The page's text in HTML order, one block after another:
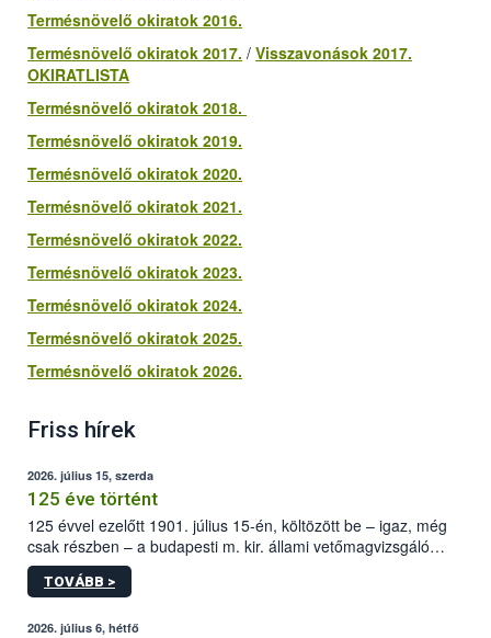
Termésnövelő okiratok 2016.
Termésnövelő okiratok 2017. / Visszavonások 2017.
OKIRATLISTA
Termésnövelő okiratok 2018.
Termésnövelő okiratok 2019.
Termésnövelő okiratok 2020.
Termésnövelő okiratok 2021.
Termésnövelő okiratok 2022.
Termésnövelő okiratok 2023.
Termésnövelő okiratok 2024.
Termésnövelő okiratok 2025.
Termésnövelő okiratok 2026.
Friss hírek
2026. július 15, szerda
125 éve történt
125 évvel ezelőtt 1901. július 15-én, költözött be – igaz, még
csak részben – a budapesti m. kir. állami vetőmagvizsgáló
állomás a Kis Rókus utca 15. szám alatti, Czigler Győző által
tervezett új épületébe.
TOVÁBB >
2026. július 6, hétfő